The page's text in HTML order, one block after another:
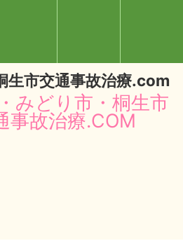
生市交通事故治療.com
みどり市・桐生市
事故治療.COM